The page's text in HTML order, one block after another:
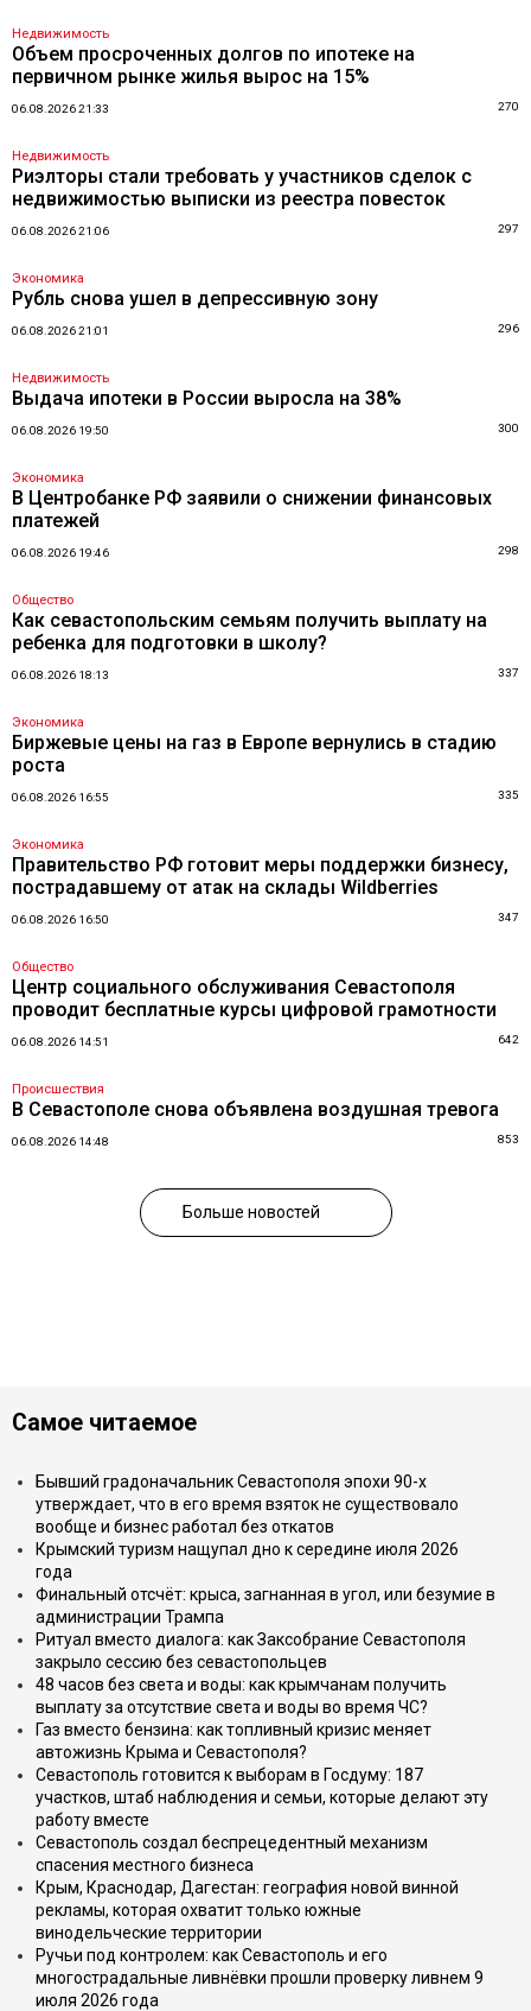
Недвижимость
Объем просроченных долгов по ипотеке на
первичном рынке жилья вырос на 15%
06.08.2026 21:33 270
Недвижимость
Риэлторы стали требовать у участников сделок с
недвижимостью выписки из реестра повесток
06.08.2026 21:06 297
Экономика
Рубль снова ушел в депрессивную зону
06.08.2026 21:01 296
Недвижимость
Выдача ипотеки в России выросла на 38%
06.08.2026 19:50 300
Экономика
В Центробанке РФ заявили о снижении финансовых
платежей
06.08.2026 19:46 298
Общество
Как севастопольским семьям получить выплату на
ребенка для подготовки в школу?
06.08.2026 18:13 337
Экономика
Биржевые цены на газ в Европе вернулись в стадию
роста
06.08.2026 16:55 335
Экономика
Правительство РФ готовит меры поддержки бизнесу,
пострадавшему от атак на склады Wildberries
06.08.2026 16:50 347
Общество
Центр социального обслуживания Севастополя
проводит бесплатные курсы цифровой грамотности
06.08.2026 14:51 642
Происшествия
В Севастополе снова объявлена воздушная тревога
06.08.2026 14:48 853
Больше новостей
Самое читаемое
Бывший градоначальник Севастополя эпохи 90-х
утверждает, что в его время взяток не существовало
вообще и бизнес работал без откатов
Крымский туризм нащупал дно к середине июля 2026
года
Финальный отсчёт: крыса, загнанная в угол, или безумие в
администрации Трампа
Ритуал вместо диалога: как Заксобрание Севастополя
закрыло сессию без севастопольцев
48 часов без света и воды: как крымчанам получить
выплату за отсутствие света и воды во время ЧС?
Газ вместо бензина: как топливный кризис меняет
автожизнь Крыма и Севастополя?
Севастополь готовится к выборам в Госдуму: 187
участков, штаб наблюдения и семьи, которые делают эту
работу вместе
Севастополь создал беспрецедентный механизм
спасения местного бизнеса
Крым, Краснодар, Дагестан: география новой винной
рекламы, которая охватит только южные
винодельческие территории
Ручьи под контролем: как Севастополь и его
многострадальные ливнёвки прошли проверку ливнем 9
июля 2026 года